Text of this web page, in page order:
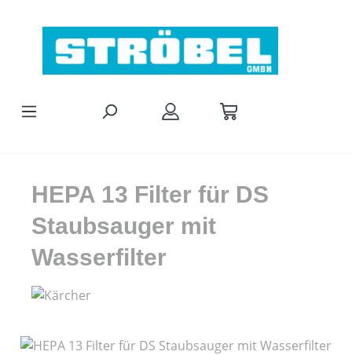
HEPA 13 Filter für DS
Staubsauger mit
Wasserfilter
Bildergalerie überspringen